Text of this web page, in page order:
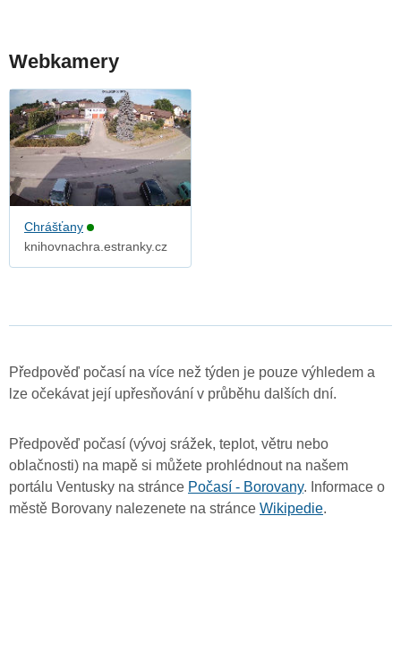
Webkamery
Chrášťany
knihovnachra.estranky.cz
Předpověď počasí na více než týden je pouze výhledem a
lze očekávat její upřesňování v průběhu dalších dní.
Předpověď počasí (vývoj srážek, teplot, větru nebo
oblačnosti) na mapě si můžete prohlédnout na našem
portálu Ventusky na stránce Počasí - Borovany. Informace o
městě Borovany nalezenete na stránce Wikipedie.